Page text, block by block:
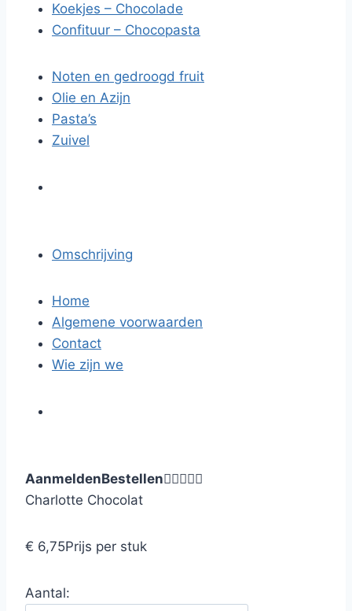
Koekjes – Chocolade
Confituur – Chocopasta
Noten en gedroogd fruit
Olie en Azijn
Pasta’s
Zuivel
Omschrijving
Home
Algemene voorwaarden
Contact
Wie zijn we
AanmeldenBestellen
Charlotte Chocolat
€ 6,75Prijs per stuk
Aantal: